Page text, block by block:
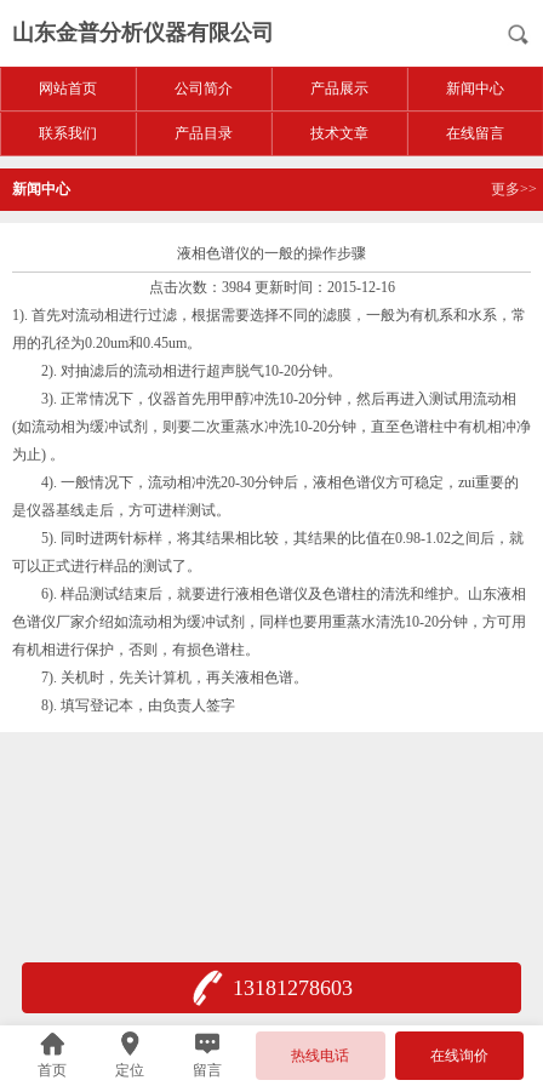
山东金普分析仪器有限公司
网站首页 公司简介 产品展示 新闻中心
联系我们 产品目录 技术文章 在线留言
新闻中心 更多>>
液相色谱仪的一般的操作步骤
点击次数：3984 更新时间：2015-12-16
1). 首先对流动相进行过滤，根据需要选择不同的滤膜，一般为有机系和水系，常
用的孔径为0.20um和0.45um。
2). 对抽滤后的流动相进行超声脱气10-20分钟。
3). 正常情况下，仪器首先用甲醇冲洗10-20分钟，然后再进入测试用流动相
(如流动相为缓冲试剂，则要二次重蒸水冲洗10-20分钟，直至色谱柱中有机相冲净
为止) 。
4). 一般情况下，流动相冲洗20-30分钟后，液相色谱仪方可稳定，zui重要的
是仪器基线走后，方可进样测试。
5). 同时进两针标样，将其结果相比较，其结果的比值在0.98-1.02之间后，就
可以正式进行样品的测试了。
6). 样品测试结束后，就要进行液相色谱仪及色谱柱的清洗和维护。山东液相
色谱仪厂家介绍如流动相为缓冲试剂，同样也要用重蒸水清洗10-20分钟，方可用
有机相进行保护，否则，有损色谱柱。
7). 关机时，先关计算机，再关液相色谱。
8). 填写登记本，由负责人签字
13181278603
首页 定位 留言
热线电话 在线询价